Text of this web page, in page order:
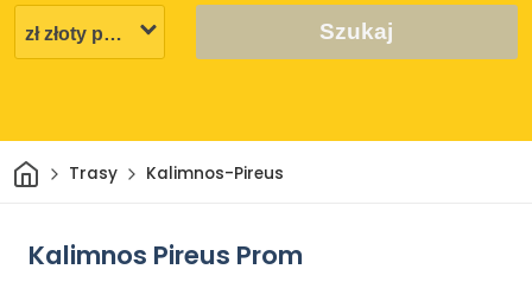
Szukaj
DomTrasy Kalimnos-Pireus
Kalimnos Pireus Prom